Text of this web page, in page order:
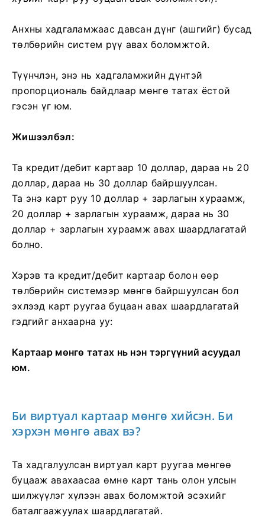
Анхны хадгаламжаас давсан дүнг (ашгийг) бусад
төлбөрийн систем рүү авах боломжтой.
Түүнчлэн, энэ нь хадгаламжийн дүнтэй
пропорциональ байдлаар мөнгө татах ёстой
гэсэн үг юм.
Жишээлбэл:
Та кредит/дебит картаар 10 доллар, дараа нь 20
доллар, дараа нь 30 доллар байршуулсан.
Та энэ карт руу 10 доллар + зарлагын хураамж,
20 доллар + зарлагын хураамж, дараа нь 30
доллар + зарлагын хураамж авах шаардлагатай
болно.
Хэрэв та кредит/дебит картаар болон өөр
төлбөрийн системээр мөнгө байршуулсан бол
эхлээд карт руугаа буцаан авах шаардлагатай
гэдгийг анхаарна уу:
Картаар мөнгө татах нь нэн тэргүүний асуудал
юм.
Би виртуал картаар мөнгө хийсэн. Би
хэрхэн мөнгө авах вэ?
Та хадгалуулсан виртуал карт руугаа мөнгөө
буцааж авахаасаа өмнө карт тань олон улсын
шилжүүлэг хүлээн авах боломжтой эсэхийг
баталгаажуулах шаардлагатай.